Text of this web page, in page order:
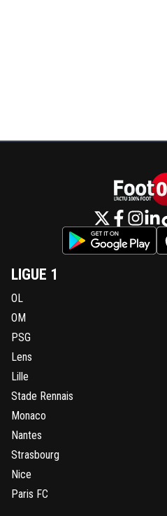
LIGUE 1
OL
OM
PSG
Lens
Lille
Stade Rennais
Monaco
Nantes
Strasbourg
Nice
Paris FC